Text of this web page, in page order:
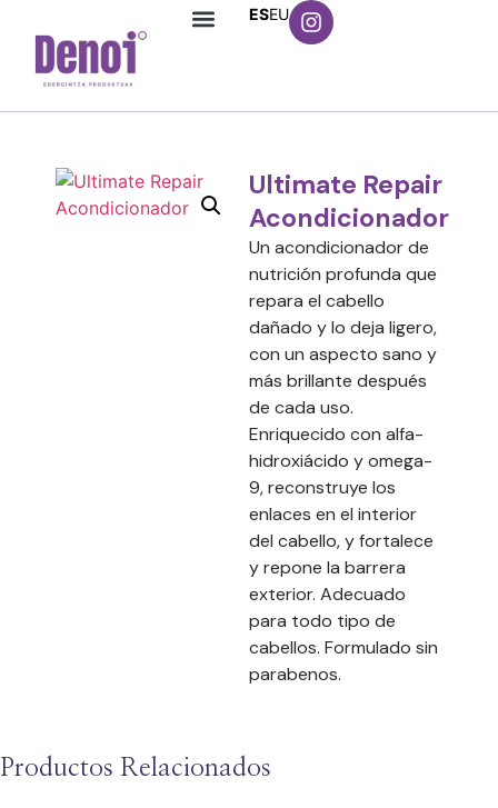
ESEU
Ultimate Repair
Acondicionador
Un acondicionador de
nutrición profunda que
repara el cabello
dañado y lo deja ligero,
con un aspecto sano y
más brillante después
de cada uso.
Enriquecido con alfa-
hidroxiácido y omega-
9, reconstruye los
enlaces en el interior
del cabello, y fortalece
y repone la barrera
exterior. Adecuado
para todo tipo de
cabellos. Formulado sin
parabenos.
Productos Relacionados